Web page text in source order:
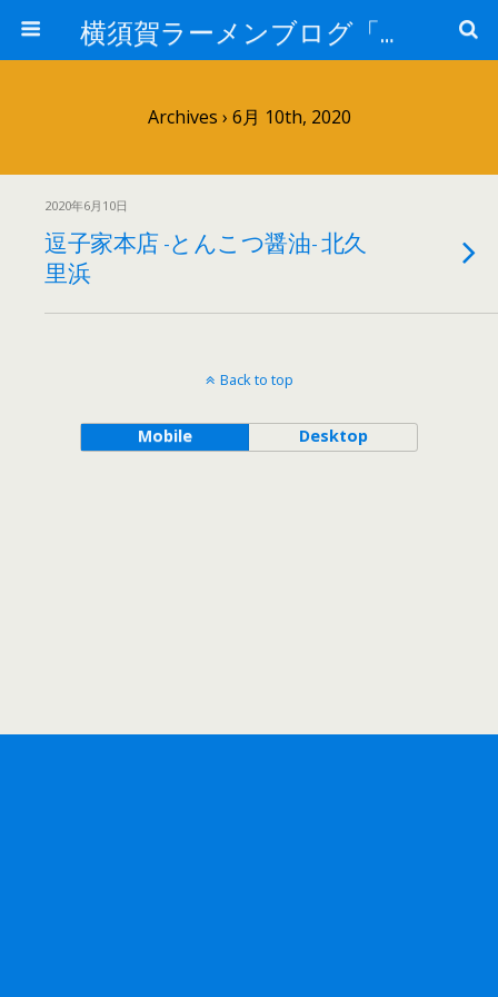
横須賀ラーメンブログ「さだはる」
Archives › 6月 10th, 2020
2020年6月10日
逗子家本店 -とんこつ醤油- 北久
里浜
Back to top
Mobile Desktop